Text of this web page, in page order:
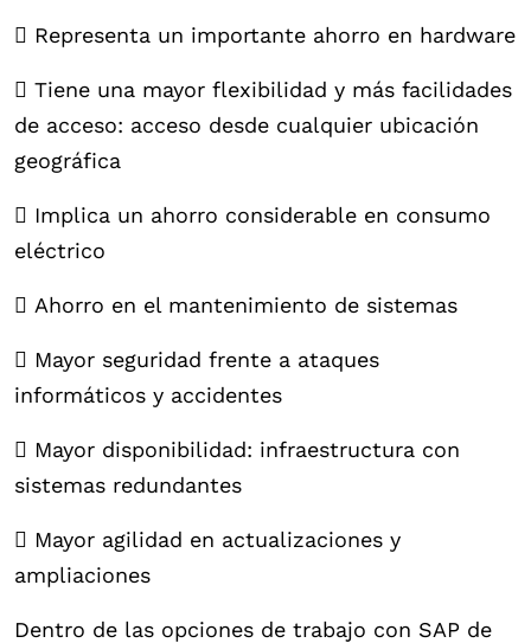
 Representa un importante ahorro en hardware
 Tiene una mayor flexibilidad y más facilidades
de acceso: acceso desde cualquier ubicación
geográfica
 Implica un ahorro considerable en consumo
eléctrico
 Ahorro en el mantenimiento de sistemas
 Mayor seguridad frente a ataques
informáticos y accidentes
 Mayor disponibilidad: infraestructura con
sistemas redundantes
 Mayor agilidad en actualizaciones y
ampliaciones
Dentro de las opciones de trabajo con SAP de